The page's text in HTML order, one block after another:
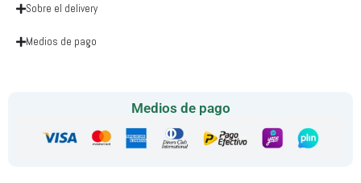
Propiedades:
Sobre el delivery
Medios de pago
Medios de pago